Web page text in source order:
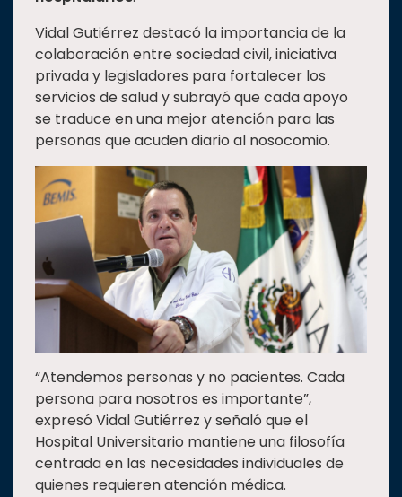
Investigación
Internacionalización
Responsabilidad
social
Historia
Universiada
Vidal Gutiérrez destacó la importancia de la
colaboración entre sociedad civil, iniciativa
privada y legisladores para fortalecer los
servicios de salud y subrayó que cada apoyo
se traduce en una mejor atención para las
personas que acuden diario al nosocomio.
“Atendemos personas y no pacientes. Cada
persona para nosotros es importante”,
expresó Vidal Gutiérrez y señaló que el
Hospital Universitario mantiene una filosofía
centrada en las necesidades individuales de
quienes requieren atención médica.